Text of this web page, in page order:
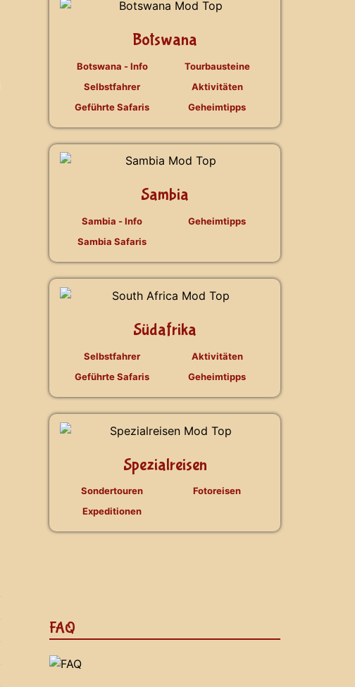
Botswana
Botswana - Info
Selbstfahrer
Geführte Safaris
Tourbausteine
Aktivitäten
Geheimtipps
Sambia
Sambia - Info
Sambia Safaris
Geheimtipps
Südafrika
Selbstfahrer
Geführte Safaris
Aktivitäten
Geheimtipps
Spezialreisen
Sondertouren
Expeditionen
Fotoreisen
FAQ